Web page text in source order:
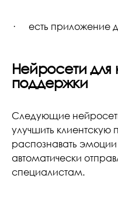
· есть приложение
Нейросети для
поддержки
Следующие
улучшить
распознавать эмоции
автоматически
специалистам.